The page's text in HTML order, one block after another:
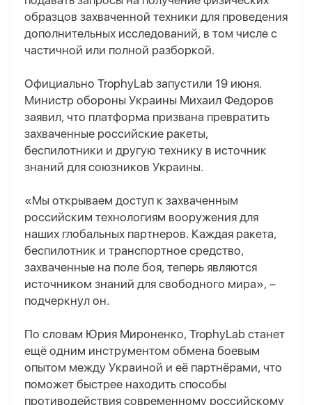
образцов захваченной техники для проведения
дополнительных исследований, в том числе с
частичной или полной разборкой.
Официально TrophyLab запустили 19 июня.
Министр обороны Украины Михаил Федоров
заявил, что платформа призвана превратить
захваченные российские ракеты,
беспилотники и другую технику в источник
знаний для союзников Украины.
«Мы открываем доступ к захваченным
российским технологиям вооружения для
наших глобальных партнеров. Каждая ракета,
беспилотник и транспортное средство,
захваченные на поле боя, теперь являются
источником знаний для свободного мира», –
подчеркнул он.
По словам Юрия Мироненко, TrophyLab станет
ещё одним инструментом обмена боевым
опытом между Украиной и её партнёрами, что
поможет быстрее находить способы
противодействия современному российскому